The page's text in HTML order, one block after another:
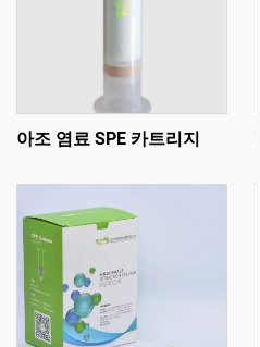
아조 염료 SPE 카트리지